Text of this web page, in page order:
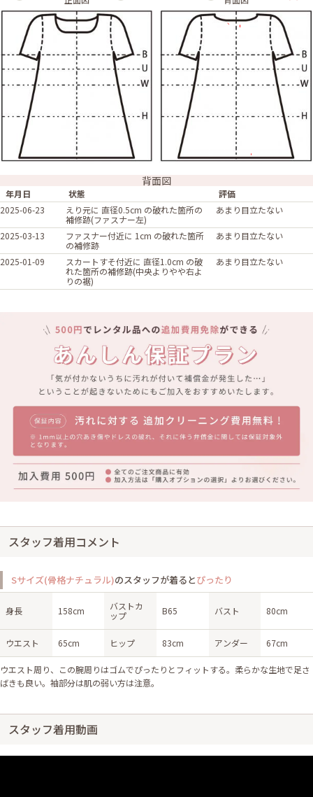
背面図
年月日 状態
評価
2025-06-23
えり元に 直径0.5cm の破れた箇所の
補修跡(ファスナー左)
あまり目立たない
2025-03-13
ファスナー付近に 1cm の破れた箇所
の補修跡
あまり目立たない
2025-01-09
スカートすそ付近に 直径1.0cm の破
れた箇所の補修跡(中央よりやや右よ
りの裾)
あまり目立たない
スタッフ着用コメント
Sサイズ(骨格ナチュラル)のスタッフが着るとぴったり
身長 158cm
バストカ
ップ
B65 バスト 80cm
ウエスト 65cm ヒップ 83cm アンダー 67cm
ウエスト周り、この腕周りはゴムでぴったりとフィットする。柔らかな生地で足さ
ばきも良い。袖部分は肌の弱い方は注意。
スタッフ着用動画